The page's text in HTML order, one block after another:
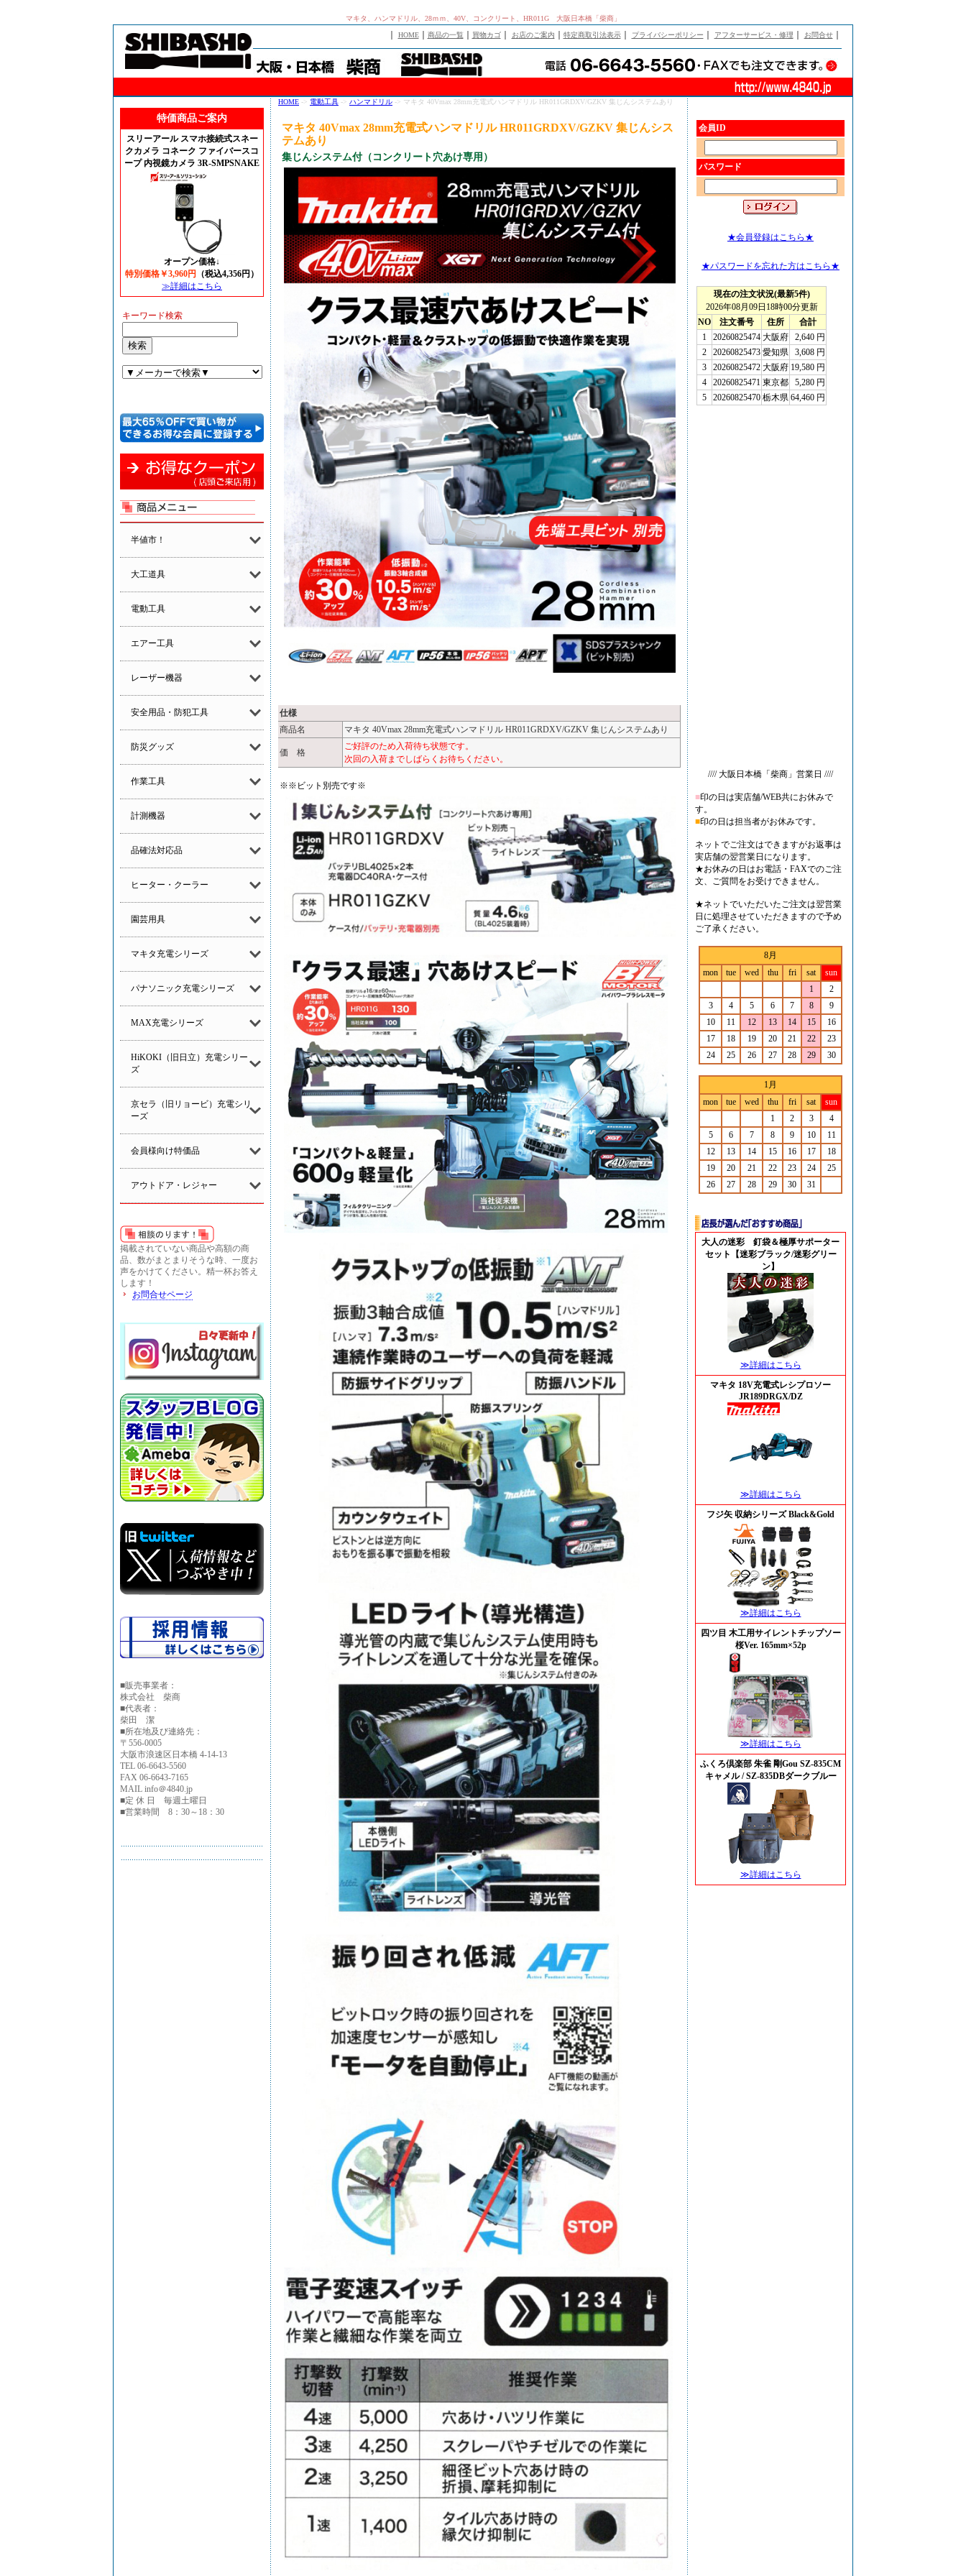
マキタ、ハンマドリル、28ｍｍ、40V、コンクリート、HR011G 大阪日本橋「柴商」
HOME｜ 商品の一覧 買物カゴ｜ お店のご案内 特定商取引法表示｜ プライバシーポリシー アフターサービス・修理 お問合せ｜
特価商品ご案内
スリーアール スマホ接続式スネー
クカメラ コネーク ファイバースコ
ープ 内視鏡カメラ 3R-SMPSNAKE
オープン価格↓
特別価格￥3,960円
（税込4,356円）
≫詳細はこちら
キーワード検索
半値市！
大工道具
電動工具
エアー工具
レーザー機器
安全用品・防犯工具
防災グッズ
作業工具
計測機器
品確法対応品
ヒーター・クーラー
園芸用具
マキタ充電シリーズ
パナソニック充電シリーズ
MAX充電シリーズ
HiKOKI（旧日立）充電シリー
ズ
京セラ（旧リョービ）充電シリ
ーズ
会員様向け特価品
アウトドア・レジャー
掲載されていない商品や高額の商
品、数がまとまりそうな時、一度お
声をかけてください。精一杯お答え
します！
お問合せページ
■販売事業者：
株式会社 柴商
■代表者：
柴田 潔
■所在地及び連絡先：
〒556-0005
大阪市浪速区日本橋 4-14-13
TEL 06-6643-5560
FAX 06-6643-7165
MAIL info＠4840.jp
■定 休 日 毎週土曜日
■営業時間 8：30～18：30
HOME -> 電動工具 -> ハンマドリル -> マキタ 40Vmax 28mm充電式ハンマドリル HR011GRDXV/GZKV 集じんシステムあり
マキタ 40Vmax 28mm充電式ハンマドリル HR011GRDXV/GZKV 集じんシス
テムあり
集じんシステム付（コンクリート穴あけ専用）
仕様
商品名
マキタ 40Vmax 28mm充電式ハンマドリル HR011GRDXV/GZKV 集じんシステムあり
価 格
ご好評のため入荷待ち状態です。
次回の入荷までしばらくお待ちください。
※※ビット別売です※
会員ID
パスワード
★会員登録はこちら★
★パスワードを忘れた方はこちら★
//// 大阪日本橋「柴商」営業日 ////
■印の日は実店舗/WEB共にお休みで
す。
■印の日は担当者がお休みです。
ネットでご注文はできますがお返事は
実店舗の翌営業日になります。
★お休みの日はお電話・FAXでのご注
文、ご質問をお受けできません。
★ネットでいただいたご注文は翌営業
日に処理させていただきますので予め
ご了承ください。
8月
mon
tue wed thu fri sat
sun
1
2
3
4 5 6 7 8
9
10
11 12 13 14 15
16
17
18 19 20 21 22
23
24
25 26 27 28 29 30
1月
mon
tue wed thu fri sat
sun
1
2 3
4
5
6 7 8 9 10
11
12
13 14 15 16 17
18
19
20 21 22 23 24
25
26
27 28 29 30 31
大人の迷彩 釘袋＆極厚サポーター
セット【迷彩ブラック/迷彩グリー
ン】
≫詳細はこちら
マキタ 18V充電式レシプロソー
JR189DRGX/DZ
≫詳細はこちら
フジ矢 収納シリーズ Black&Gold
≫詳細はこちら
四ツ目 木工用サイレントチップソー
桜Ver. 165mm×52p
≫詳細はこちら
ふくろ倶楽部 朱雀 剛Gou SZ-835CM
キャメル / SZ-835DBダークブルー
≫詳細はこちら